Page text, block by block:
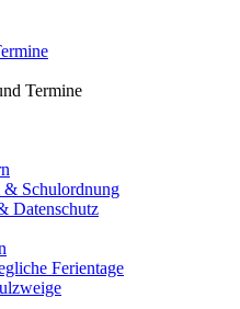
Termine
& Schulordnung
Datenschutz
Ferientage